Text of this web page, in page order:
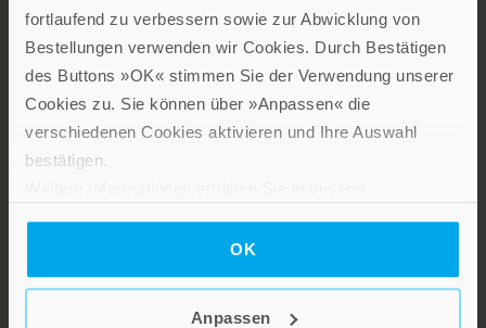
fortlaufend zu verbessern sowie zur Abwicklung von
Bestellungen verwenden wir Cookies. Durch Bestätigen
des Buttons »OK« stimmen Sie der Verwendung unserer
Cookies zu. Sie können über »Anpassen« die
verschiedenen Cookies aktivieren und Ihre Auswahl
bestätigen.
OK
Anpassen
Lebensfreude in farbenfroher Gestaltung: Persönliche